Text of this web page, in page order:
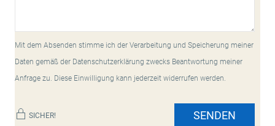
Mit dem Absenden stimme ich der Verarbeitung und Speicherung meiner
Daten gemäß der Datenschutzerklärung zwecks Beantwortung meiner
Anfrage zu. Diese Einwilligung kann jederzeit widerrufen werden.
SICHER! SENDEN